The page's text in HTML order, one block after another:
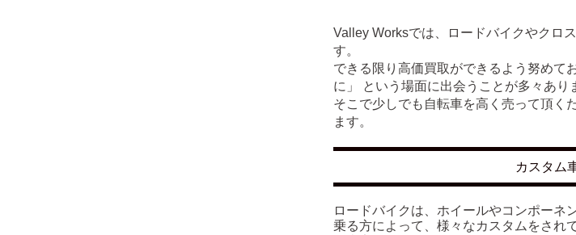
Valley Worksでは、ロードバイクやクロ
す。
できる限り高価買取ができるよう努めて
に」 という場面に出会うことが多々あり
そこで少しでも自転車を高く売って頂く
ます。
カスタム
ロードバイクは、ホイールやコンポーネ
乗る方によって、様々なカスタムをされ